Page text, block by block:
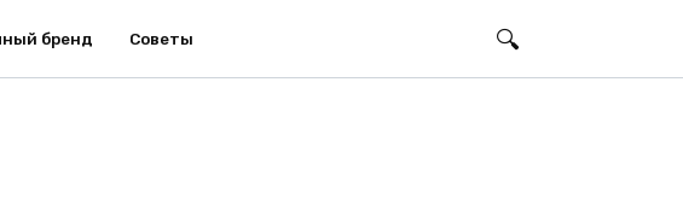
бренд Советы